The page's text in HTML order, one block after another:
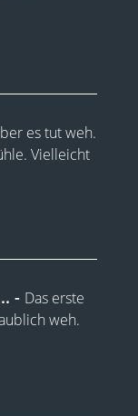
es tut weh.
Vielleicht
Das erste
weh.